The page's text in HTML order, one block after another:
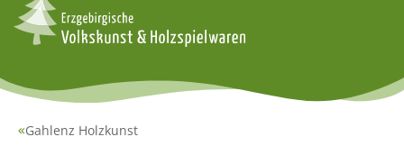
Gahlenz Holzkunst